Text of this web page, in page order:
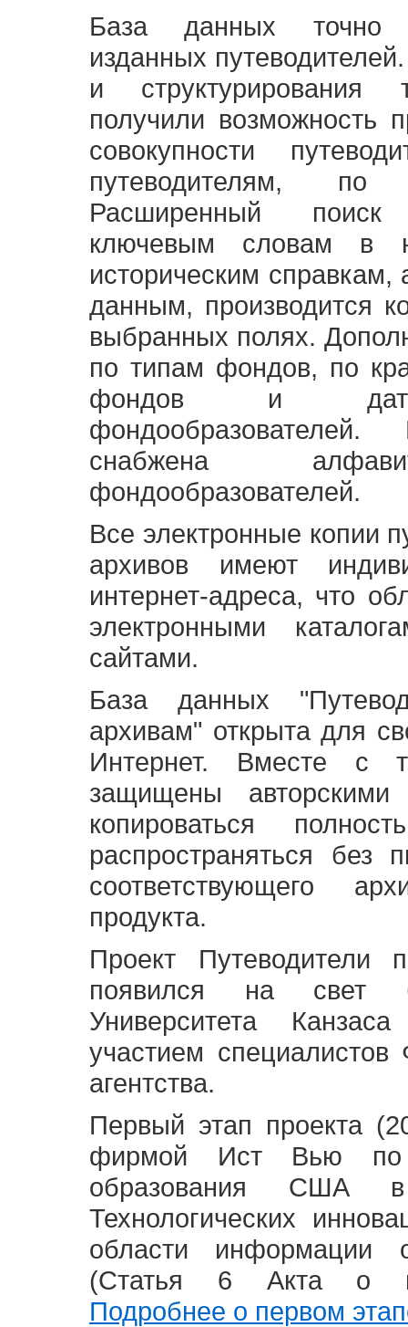
База данных точно
изданных
и структурирования
получили возможность
совокупности
путеводителям,
Расширенный
ключевым словам в
историческим
данным, производится
выбранных полях.
по типам фондов, по
фондов и
снабжена
фондообразователей.
Все электронные копии
архивов имеют
интернет-адреса, что
электронными
сайтами.
База данных
архивам" открыта для
Интернет. Вместе с
защищены
копироваться
распространяться без
соответствующего
продукта.
Проект Путеводители
появился на свет
Университета
участием специалистов
агентства.
Первый этап проекта
фирмой Ист Вью по
образования США
Технологических
области информации
(Статья 6 Акта о
Подробнее о первом